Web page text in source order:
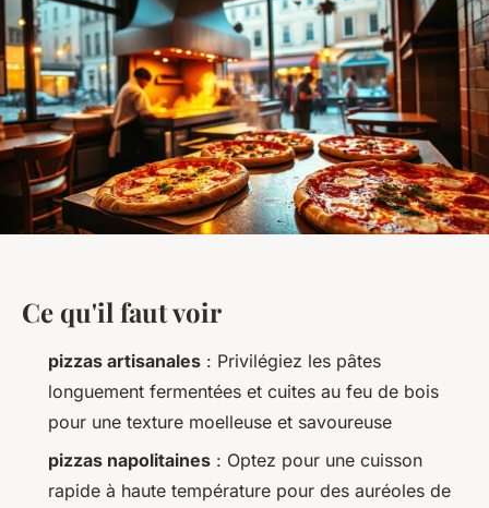
Ce qu'il faut voir
pizzas artisanales : Privilégiez les pâtes
longuement fermentées et cuites au feu de bois
pour une texture moelleuse et savoureuse
pizzas napolitaines : Optez pour une cuisson
rapide à haute température pour des auréoles de